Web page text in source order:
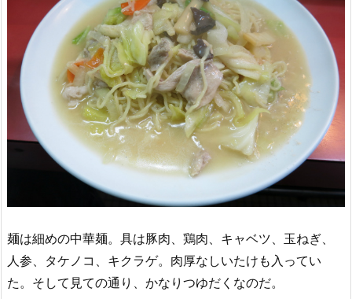
麺は細めの中華麺。具は豚肉、鶏肉、キャベツ、玉ねぎ、
人参、タケノコ、キクラゲ。肉厚なしいたけも入ってい
た。そして見ての通り、かなりつゆだくなのだ。